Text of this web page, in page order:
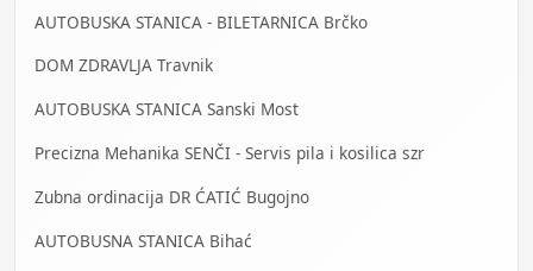
AUTOBUSKA STANICA - BILETARNICA Brčko
DOM ZDRAVLJA Travnik
AUTOBUSKA STANICA Sanski Most
Precizna Mehanika SENČI - Servis pila i kosilica szr
Zubna ordinacija DR ĆATIĆ Bugojno
AUTOBUSNA STANICA Bihać